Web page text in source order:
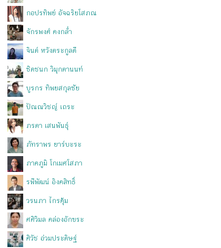
กอปรทิพย์ อัจฉริยโสภณ
จักรพงศ์ คงกล่ำ
จินต์ หวังตระกูลดี
ชิดชนก วิมุกตานนท์
บูรกร ทิพยสกุลชัย
ปัณณวิชญ์ เถระ
ภรตา เสนพันธุ์
ภัทราพร ยาร์บะระ
ภาคภูมิ โกเมศโสภา
รพีพัฒน์ อิงคสิทธิ์
วรนภา ไกรคุ้ม
ศศิวิมล คล่องอักขระ
ศิวัช อ่วมประดิษฐ์